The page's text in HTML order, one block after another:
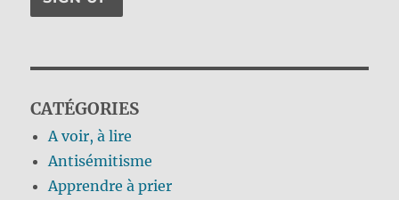
CATÉGORIES
A voir, à lire
Antisémitisme
Apprendre à prier